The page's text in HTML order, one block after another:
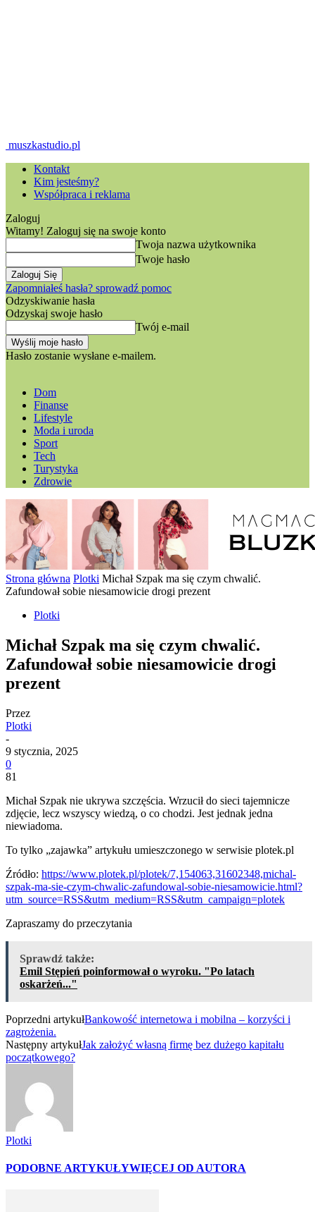
muszkastudio.pl
Kontakt
Kim jesteśmy?
Współpraca i reklama
Zaloguj
Witamy! Zaloguj się na swoje konto
Twoja nazwa użytkownika
Twoje hasło
Zapomniałeś hasła? sprowadź pomoc
Odzyskiwanie hasła
Odzyskaj swoje hasło
Twój e-mail
Hasło zostanie wysłane e-mailem.
Dom
Finanse
Lifestyle
Moda i uroda
Sport
Tech
Turystyka
Zdrowie
Strona główna Plotki Michał Szpak ma się czym chwalić.
Zafundował sobie niesamowicie drogi prezent
Plotki
Michał Szpak ma się czym chwalić.
Zafundował sobie niesamowicie drogi
prezent
Przez
Plotki
-
9 stycznia, 2025
0
81
Michał Szpak nie ukrywa szczęścia. Wrzucił do sieci tajemnicze
zdjęcie, lecz wszyscy wiedzą, o co chodzi. Jest jednak jedna
niewiadoma.
To tylko „zajawka” artykułu umieszczonego w serwisie plotek.pl
Źródło: https://www.plotek.pl/plotek/7,154063,31602348,michal-
szpak-ma-sie-czym-chwalic-zafundowal-sobie-niesamowicie.html?
utm_source=RSS&utm_medium=RSS&utm_campaign=plotek
Zapraszamy do przeczytania
Sprawdź także:
Emil Stępień poinformował o wyroku. "Po latach
oskarżeń..."
Poprzedni artykułBankowość internetowa i mobilna – korzyści i
zagrożenia.
Następny artykułJak założyć własną firmę bez dużego kapitału
początkowego?
Plotki
PODOBNE ARTYKUŁYWIĘCEJ OD AUTORA